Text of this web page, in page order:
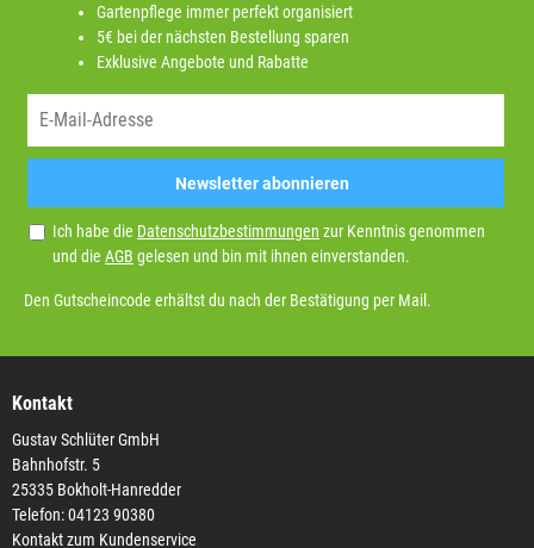
Gartenpflege immer perfekt organisiert
5€ bei der nächsten Bestellung sparen
Exklusive Angebote und Rabatte
Newsletter abonnieren
Ich habe die Datenschutzbestimmungen zur Kenntnis genommen
und die AGB gelesen und bin mit ihnen einverstanden.
Den Gutscheincode erhältst du nach der Bestätigung per Mail.
Kontakt
Gustav Schlüter GmbH
Bahnhofstr. 5
25335 Bokholt-Hanredder
Telefon: 04123 90380
Kontakt zum Kundenservice